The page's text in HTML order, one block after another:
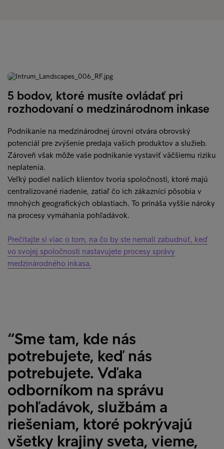
5 bodov, ktoré musíte ovládať pri
rozhodovaní o medzinárodnom inkase
Podnikanie na medzinárodnej úrovni otvára obrovský
potenciál pre zvýšenie predaja vašich produktov a služieb.
Zároveň však môže vaše podnikanie vystaviť väčšiemu riziku
neplatenia.
Veľký podiel našich klientov tvoria spoločnosti, ktoré majú
centralizované riadenie, zatiaľ čo ich zákazníci pôsobia v
mnohých geografických oblastiach. To prináša vyššie nároky
na procesy vymáhania pohľadávok.
Prečítajte si viac o tom, na čo by ste nemali zabudnúť, keď
vo svojej spoločnosti nastavujete procesy správy
medzinárodného inkasa.
“Sme tam, kde nás
potrebujete, keď nás
potrebujete. Vďaka
odborníkom na správu
pohľadávok, službám a
riešeniam, ktoré pokrývajú
všetky krajiny sveta, vieme,